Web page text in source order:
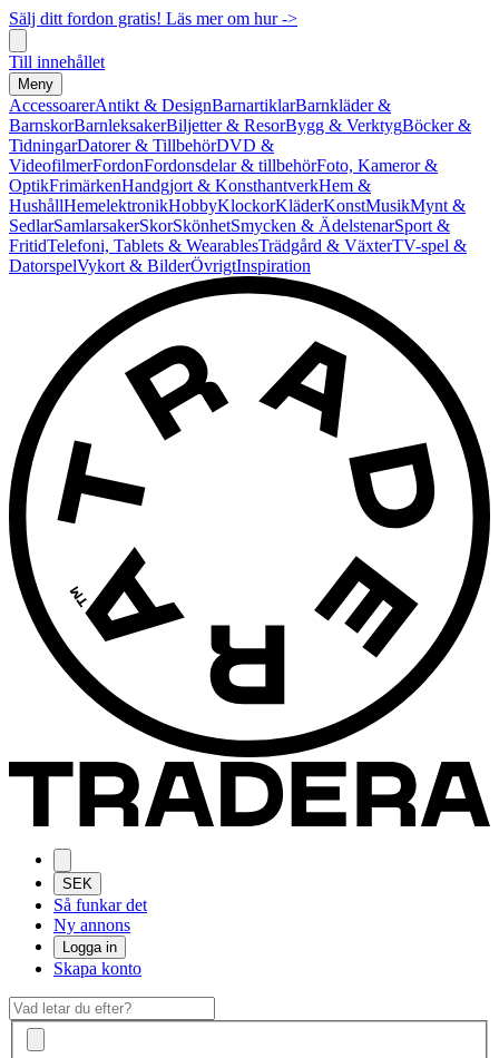
Sälj ditt fordon gratis! Läs mer om hur ->
Till innehållet
Meny
AccessoarerAntikt & DesignBarnartiklarBarnkläder &
BarnskorBarnleksakerBiljetter & ResorBygg & VerktygBöcker &
TidningarDatorer & TillbehörDVD &
VideofilmerFordonFordonsdelar & tillbehörFoto, Kameror &
OptikFrimärkenHandgjort & KonsthantverkHem &
HushållHemelektronikHobbyKlockorKläderKonstMusikMynt &
SedlarSamlarsakerSkorSkönhetSmycken & ÄdelstenarSport &
FritidTelefoni, Tablets & WearablesTrädgård & VäxterTV-spel &
DatorspelVykort & BilderÖvrigtInspiration
SEK
Så funkar det
Ny annons
Logga in
Skapa konto